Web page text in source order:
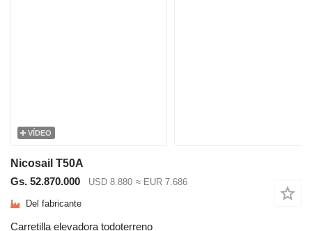
VÍDEO
Nicosail T50A
Gs. 52.870.000
USD 8.880 ≈ EUR 7.686
Del fabricante
Carretilla elevadora todoterreno